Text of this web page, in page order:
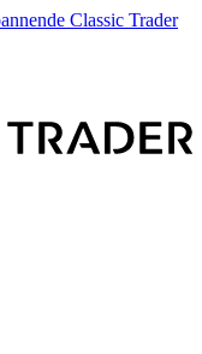
Classic Trader